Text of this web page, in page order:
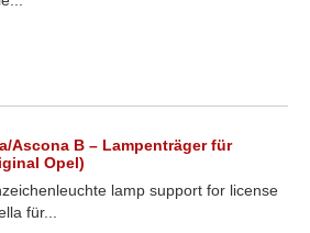
Ascona B – Lampenträger für
Opel)
lamp support for license
für...